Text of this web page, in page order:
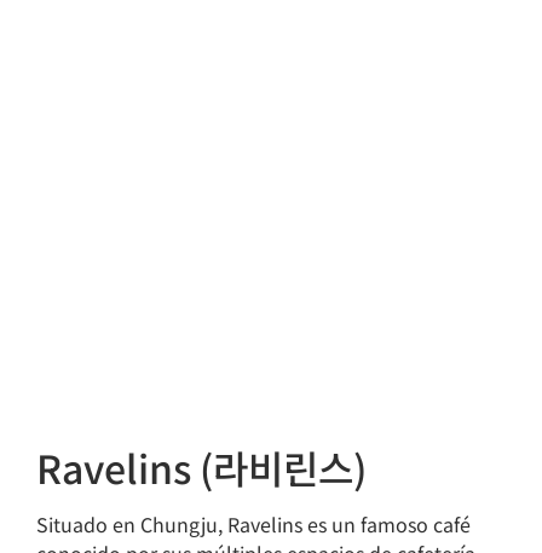
Ravelins (라비린스)
Situado en Chungju, Ravelins es un famoso café